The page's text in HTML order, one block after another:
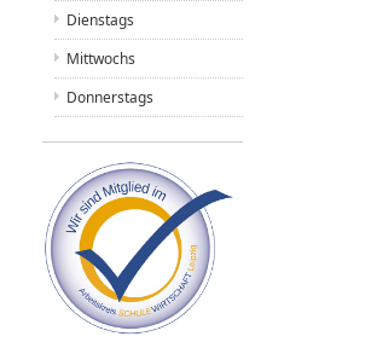
Dienstags
Mittwochs
Donnerstags